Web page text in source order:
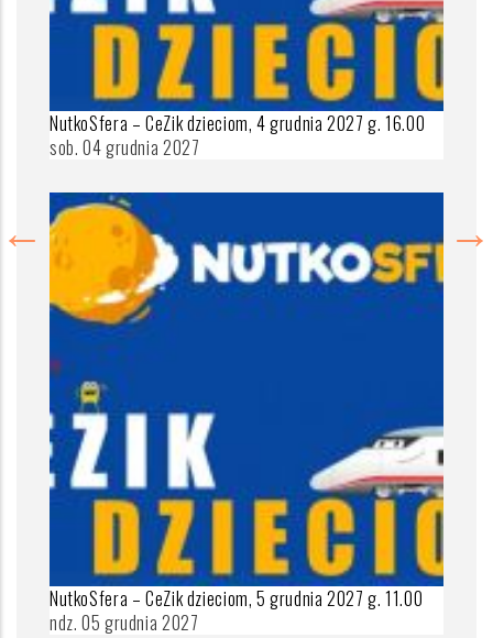
NutkoSfera – CeZik dzieciom, 4 grudnia 2027 g. 16.00
sob. 04 grudnia 2027
NutkoSfera – CeZik dzieciom, 5 grudnia 2027 g. 11.00
ndz. 05 grudnia 2027